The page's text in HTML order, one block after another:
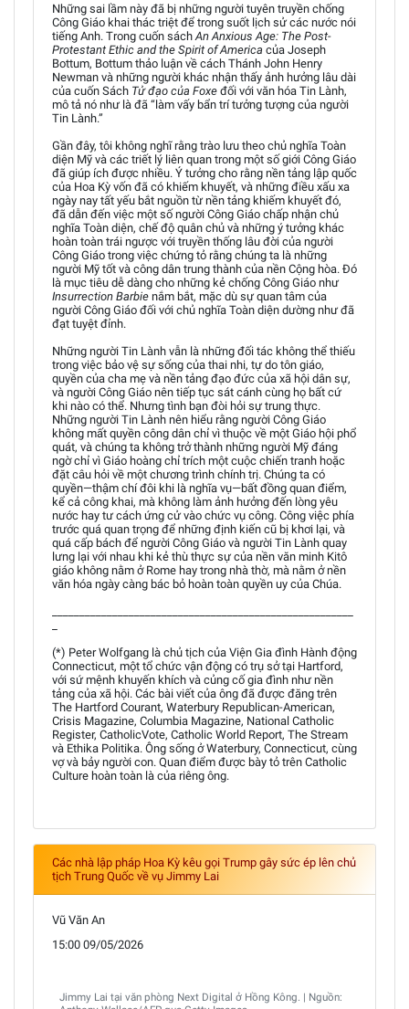
Những sai lầm này đã bị những người tuyên truyền chống
Công Giáo khai thác triệt để trong suốt lịch sử các nước nói
tiếng Anh. Trong cuốn sách An Anxious Age: The Post-
Protestant Ethic and the Spirit of America của Joseph
Bottum, Bottum thảo luận về cách Thánh John Henry
Newman và những người khác nhận thấy ảnh hưởng lâu dài
của cuốn Sách Tử đạo của Foxe đối với văn hóa Tin Lành,
mô tả nó như là đã “làm vấy bẩn trí tưởng tượng của người
Tin Lành.”
Gần đây, tôi không nghĩ rằng trào lưu theo chủ nghĩa Toàn
diện Mỹ và các triết lý liên quan trong một số giới Công Giáo
đã giúp ích được nhiều. Ý tưởng cho rằng nền tảng lập quốc
của Hoa Kỳ vốn đã có khiếm khuyết, và những điều xấu xa
ngày nay tất yếu bắt nguồn từ nền tảng khiếm khuyết đó,
đã dẫn đến việc một số người Công Giáo chấp nhận chủ
nghĩa Toàn diện, chế độ quân chủ và những ý tưởng khác
hoàn toàn trái ngược với truyền thống lâu đời của người
Công Giáo trong việc chứng tỏ rằng chúng ta là những
người Mỹ tốt và công dân trung thành của nền Cộng hòa. Đó
là mục tiêu dễ dàng cho những kẻ chống Công Giáo như
Insurrection Barbie nắm bắt, mặc dù sự quan tâm của
người Công Giáo đối với chủ nghĩa Toàn diện dường như đã
đạt tuyệt đỉnh.
Những người Tin Lành vẫn là những đối tác không thể thiếu
trong việc bảo vệ sự sống của thai nhi, tự do tôn giáo,
quyền của cha mẹ và nền tảng đạo đức của xã hội dân sự,
và người Công Giáo nên tiếp tục sát cánh cùng họ bất cứ
khi nào có thể. Nhưng tình bạn đòi hỏi sự trung thực.
Những người Tin Lành nên hiểu rằng người Công Giáo
không mất quyền công dân chỉ vì thuộc về một Giáo hội phổ
quát, và chúng ta không trở thành những người Mỹ đáng
ngờ chỉ vì Giáo hoàng chỉ trích một cuộc chiến tranh hoặc
đặt câu hỏi về một chương trình chính trị. Chúng ta có
quyền—thậm chí đôi khi là nghĩa vụ—bất đồng quan điểm,
kể cả công khai, mà không làm ảnh hưởng đến lòng yêu
nước hay tư cách ứng cử vào chức vụ công. Công việc phía
trước quá quan trọng để những định kiến cũ bị khơi lại, và
quá cấp bách để người Công Giáo và người Tin Lành quay
lưng lại với nhau khi kẻ thù thực sự của nền văn minh Kitô
giáo không nằm ở Rome hay trong nhà thờ, mà nằm ở nền
văn hóa ngày càng bác bỏ hoàn toàn quyền uy của Chúa.
(*) Peter Wolfgang là chủ tịch của Viện Gia đình Hành động
Connecticut, một tổ chức vận động có trụ sở tại Hartford,
với sứ mệnh khuyến khích và củng cố gia đình như nền
tảng của xã hội. Các bài viết của ông đã được đăng trên
The Hartford Courant, Waterbury Republican-American,
Crisis Magazine, Columbia Magazine, National Catholic
Register, CatholicVote, Catholic World Report, The Stream
và Ethika Politika. Ông sống ở Waterbury, Connecticut, cùng
vợ và bảy người con. Quan điểm được bày tỏ trên Catholic
Culture hoàn toàn là của riêng ông.
Các nhà lập pháp Hoa Kỳ kêu gọi Trump gây sức ép lên chủ
tịch Trung Quốc về vụ Jimmy Lai
Vũ Văn An
15:00 09/05/2026
Jimmy Lai tại văn phòng Next Digital ở Hồng Kông. | Nguồn: